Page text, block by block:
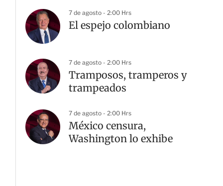
7 de agosto - 2:00 Hrs
El espejo colombiano
7 de agosto - 2:00 Hrs
Tramposos, tramperos y
trampeados
7 de agosto - 2:00 Hrs
México censura,
Washington lo exhibe